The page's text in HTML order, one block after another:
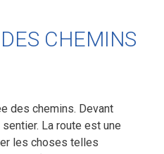
CHEMINS
des chemins. Devant
La route est une
les choses telles